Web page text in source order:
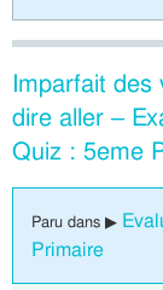
Imparfait des
dire aller –
Quiz : 5eme
Paru dans ▶
Primaire